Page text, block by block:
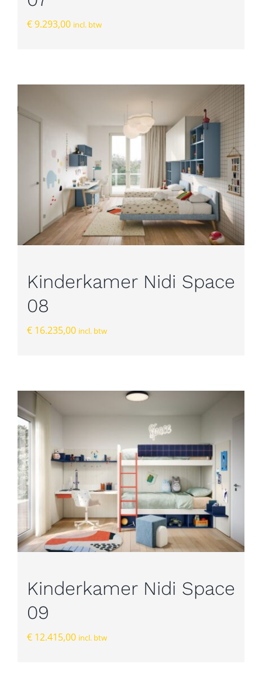
€9.293,00 incl. btw
Kinderkamer Nidi Space
08
€16.235,00 incl. btw
Kinderkamer Nidi Space
09
€12.415,00 incl. btw